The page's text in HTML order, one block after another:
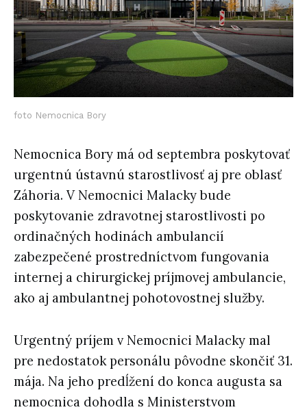
foto Nemocnica Bory
Nemocnica Bory má od septembra poskytovať
urgentnú ústavnú starostlivosť aj pre oblasť
Záhoria. V Nemocnici Malacky bude
poskytovanie zdravotnej starostlivosti po
ordinačných hodinách ambulancií
zabezpečené prostredníctvom fungovania
internej a chirurgickej príjmovej ambulancie,
ako aj ambulantnej pohotovostnej služby.
Urgentný príjem v Nemocnici Malacky mal
pre nedostatok personálu pôvodne skončiť 31.
mája. Na jeho predĺžení do konca augusta sa
nemocnica dohodla s Ministerstvom